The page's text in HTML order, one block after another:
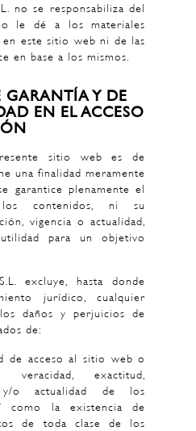
no se responsabiliza del
le dé a los materiales
en este sitio web ni de las
en base a los mismos.
GARANTÍA Y DE
EN EL ACCESO
sitio web es de
una finalidad meramente
garantice plenamente el
contenidos, ni su
vigencia o actualidad,
para un objetivo
excluye, hasta donde
jurídico, cualquier
daños y perjuicios de
de:
de acceso al sitio web o
exactitud,
y/o actualidad de los
como la existencia de
de toda clase de los